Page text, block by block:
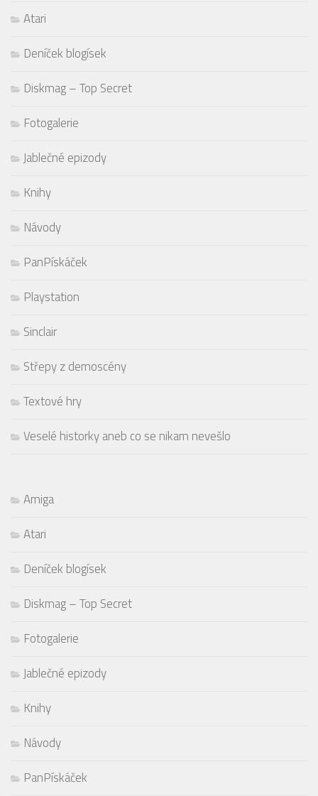
Atari
Deníček blogísek
Diskmag – Top Secret
Fotogalerie
Jablečné epizody
Knihy
Návody
PanPískáček
Playstation
Sinclair
Střepy z demoscény
Textové hry
Veselé historky aneb co se nikam nevešlo
Amiga
Atari
Deníček blogísek
Diskmag – Top Secret
Fotogalerie
Jablečné epizody
Knihy
Návody
PanPískáček